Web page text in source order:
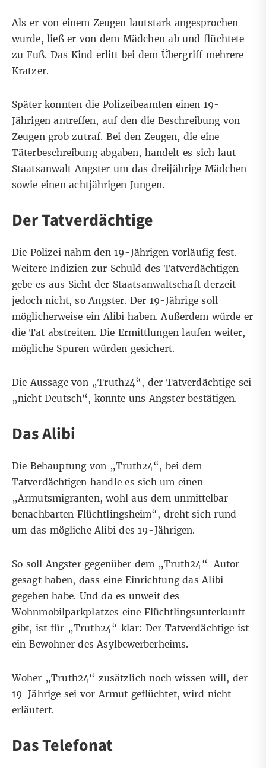
Als er von einem Zeugen lautstark angesprochen
wurde, ließ er von dem Mädchen ab und flüchtete
zu Fuß. Das Kind erlitt bei dem Übergriff mehrere
Kratzer.
Später konnten die Polizeibeamten einen 19-
Jährigen antreffen, auf den die Beschreibung von
Zeugen grob zutraf. Bei den Zeugen, die eine
Täterbeschreibung abgaben, handelt es sich laut
Staatsanwalt Angster um das dreijährige Mädchen
sowie einen achtjährigen Jungen.
Der Tatverdächtige
Die Polizei nahm den 19-Jährigen vorläufig fest.
Weitere Indizien zur Schuld des Tatverdächtigen
gebe es aus Sicht der Staatsanwaltschaft derzeit
jedoch nicht, so Angster. Der 19-Jährige soll
möglicherweise ein Alibi haben. Außerdem würde er
die Tat abstreiten. Die Ermittlungen laufen weiter,
mögliche Spuren würden gesichert.
Die Aussage von „Truth24“, der Tatverdächtige sei
„nicht Deutsch“, konnte uns Angster bestätigen.
Das Alibi
Die Behauptung von „Truth24“, bei dem
Tatverdächtigen handle es sich um einen
„Armutsmigranten, wohl aus dem unmittelbar
benachbarten Flüchtlingsheim“, dreht sich rund
um das mögliche Alibi des 19-Jährigen.
So soll Angster gegenüber dem „Truth24“-Autor
gesagt haben, dass eine Einrichtung das Alibi
gegeben habe. Und da es unweit des
Wohnmobilparkplatzes eine Flüchtlingsunterkunft
gibt, ist für „Truth24“ klar: Der Tatverdächtige ist
ein Bewohner des Asylbewerberheims.
Woher „Truth24“ zusätzlich noch wissen will, der
19-Jährige sei vor Armut geflüchtet, wird nicht
erläutert.
Das Telefonat